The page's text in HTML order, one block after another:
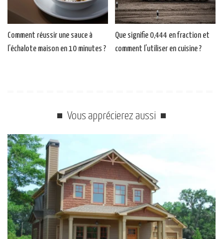
Comment réussir une sauce à
l’échalote maison en 10 minutes ?
Que signifie 0,444 en fraction et
comment l’utiliser en cuisine ?
Vous apprécierez aussi